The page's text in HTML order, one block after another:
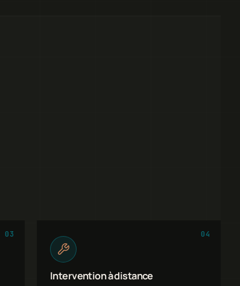
03 04
Intervention à distance